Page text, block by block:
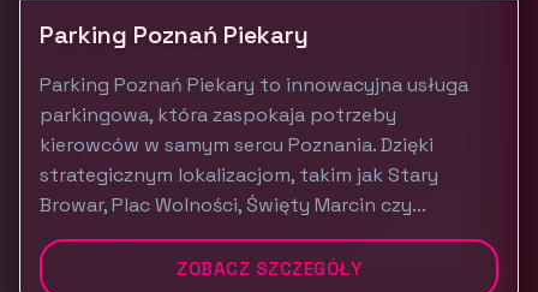
Parking Poznań Piekary
Parking Poznań Piekary to innowacyjna usługa
parkingowa, która zaspokaja potrzeby
kierowców w samym sercu Poznania. Dzięki
strategicznym lokalizacjom, takim jak Stary
Browar, Plac Wolności, Święty Marcin czy...
ZOBACZ SZCZEGÓŁY